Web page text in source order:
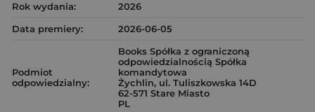
Rok wydania:
2026
Data premiery:
2026-06-05
Podmiot
odpowiedzialny:
Books Spółka z ograniczoną
odpowiedzialnością Spółka
komandytowa
Żychlin, ul. Tuliszkowska 14D
62-571 Stare Miasto
PL